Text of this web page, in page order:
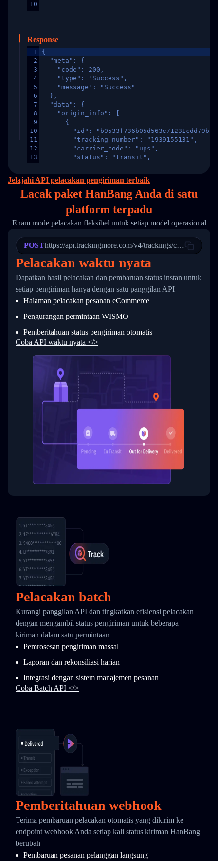
10
Response
1
2
3
4
5
6
7
8
9
10
11
12
13
16
17
21
22
23
24
25
27
28
29
31
33
34
{
  "meta": {
    "code": 200,
    "type": "Success",
    "message": "Success"
  },
  "data": {
    "origin_info": [
      {
"id":
        "tracking_number": "1939155131",
        "carrier_code": "ups",
        "status": "transit",
        "itemTimeLength": 2,
        "weblink": "",
        "phone": null,
        "trackinfo": [
          {
            "Date": "2017-03-08 04: 22: 00",
"StatusDescription": "Departed
"Details": "Departed Facility
          },
          {
            "Date": "2017-03-06 15:28:00",
"StatusDescription": "Shipment
"Details": "BEIJING-
          }
        ]
      }
  }
}
Jelajahi API pelacakan pengiriman terbaik
Lacak paket HanBang Anda di satu
platform terpadu
Enam mode pelacakan fleksibel untuk setiap model operasional
POSThttps://api.trackingmore.com/v4/trackings/create
Pelacakan waktu nyata
Dapatkan hasil pelacakan dan pembaruan status instan untuk
setiap pengiriman hanya dengan satu panggilan API
Halaman pelacakan pesanan eCommerce
Pengurangan permintaan WISMO
Pemberitahuan status pengiriman otomatis
Coba API waktu nyata </>
Pelacakan batch
Kurangi panggilan API dan tingkatkan efisiensi pelacakan
dengan mengambil status pengiriman untuk beberapa
kiriman dalam satu permintaan
Pemrosesan pengiriman massal
Laporan dan rekonsiliasi harian
Integrasi dengan sistem manajemen pesanan
Coba Batch API </>
Pemberitahuan webhook
Terima pembaruan pelacakan otomatis yang dikirim ke
endpoint webhook Anda setiap kali status kiriman HanBang
berubah
Pembaruan pesanan pelanggan langsung